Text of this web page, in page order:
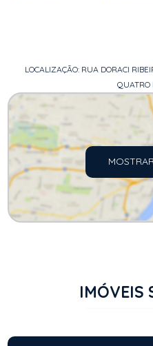
LOCALIZAÇÃO: RUA DORACI
IMÓVEIS